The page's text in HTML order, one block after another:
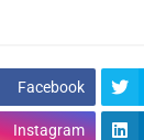
Facebook
Instagram